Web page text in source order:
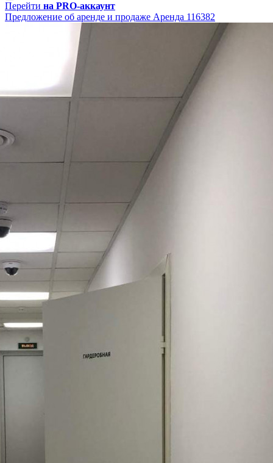
Перейти на PRO-аккаунт
Предложение об аренде и продаже Аренда 116382